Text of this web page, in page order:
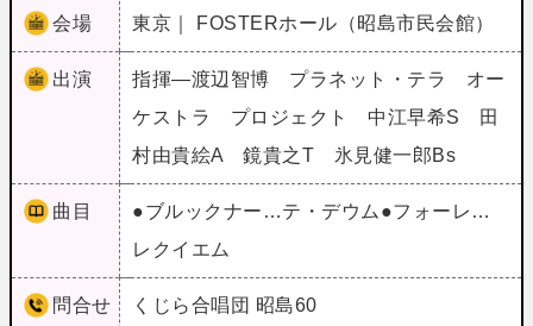
会場 東京｜ FOSTERホール（昭島市民会館）
出演
指揮―渡辺智博 プラネット・テラ オー
ケストラ プロジェクト 中江早希S 田
村由貴絵A 鏡貴之T 氷見健一郎Bs
曲目
●ブルックナー…テ・デウム●フォーレ…
レクイエム
問合せ
くじら合唱団 昭島60